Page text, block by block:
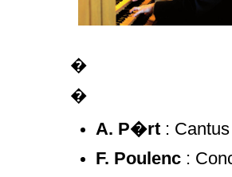
�
�
A. P�rt :
F. Poulenc :